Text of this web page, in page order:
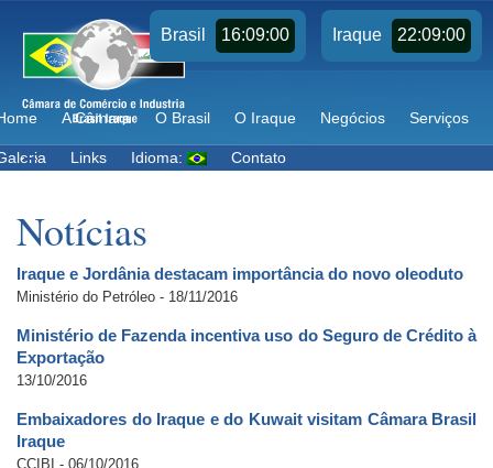
A Câmara O Brasil O Iraque Negócios Serviços
Links Idioma: Contato
Brasil 16:09:00 Iraque 22:09:00
Notícias
Iraque e Jordânia destacam importância do novo oleoduto
Ministério do Petróleo - 18/11/2016
Ministério de Fazenda incentiva uso do Seguro de Crédito à
Exportação
13/10/2016
Embaixadores do Iraque e do Kuwait visitam Câmara Brasil
Iraque
CCIBI - 06/10/2016